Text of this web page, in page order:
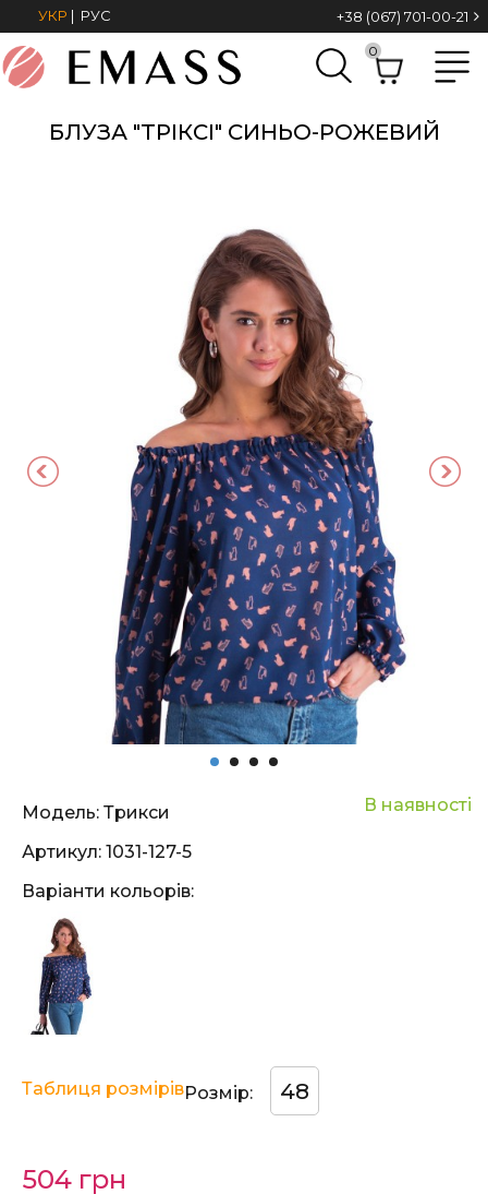
УКР | РУС +38 (067) 701-00-21
0
БЛУЗА "ТРІКСІ" СИНЬО-РОЖЕВИЙ
Модель: Трикси В наявності
Артикул: 1031-127-5
Варіанти кольорів:
Розмір: 48
Таблиця розмірів
504 грн